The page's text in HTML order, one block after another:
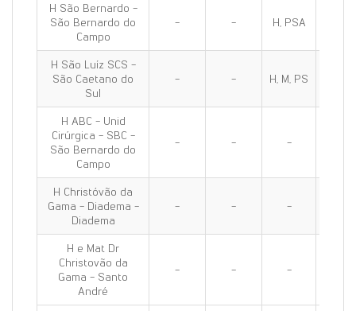
H São Bernardo -
São Bernardo do
Campo
- - H, PSA
H São Luíz SCS -
São Caetano do
Sul
- - H, M, PS
H ABC - Unid
Cirúrgica - SBC -
São Bernardo do
Campo
- - -
H Christóvão da
Gama - Diadema -
Diadema
- - -
H e Mat Dr
Christovão da
Gama - Santo
André
- - -